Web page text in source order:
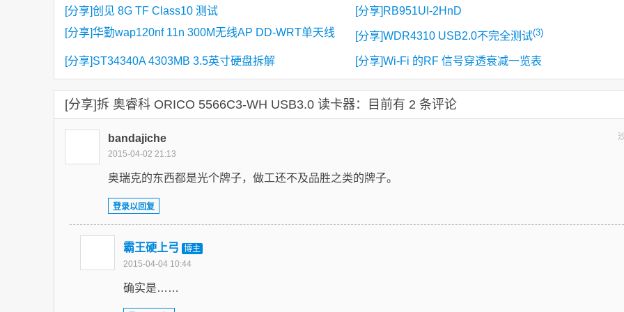
[分享]创见 8G TF Class10 测试
[分享]RB951UI-2HnD
[分享]华勤wap120nf 11n 300M无线AP DD-WRT单天线
发射解决方法
[分享]WDR4310 USB2.0不完全测试(3)
[分享]ST34340A 4303MB 3.5英寸硬盘拆解 [分享]Wi-Fi 的RF 信号穿透衰减一览表
[分享]拆 奥睿科 ORICO 5566C3-WH USB3.0 读卡器： 目前有 2 条评论
bandajiche
2015-04-02 21:13
奥瑞克的东西都是光个牌子，做工还不及品胜之类的牌子。
登录以回复
霸王硬上弓 博主
2015-04-04 10:44
确实是……